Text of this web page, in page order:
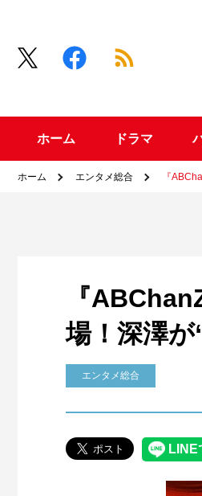
ホーム ドラマ
ホーム エンタメ総合 『
『
場！深澤
エンタメ総合